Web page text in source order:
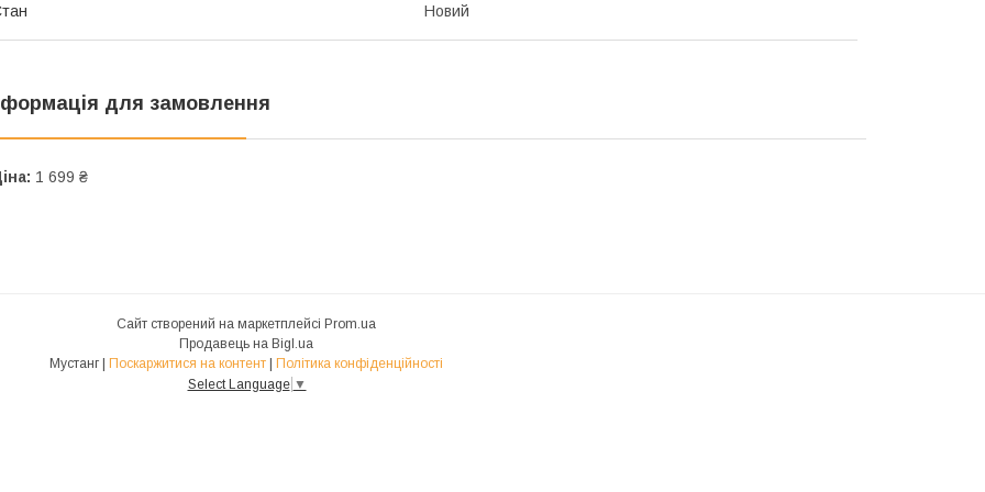
Новий
для замовлення
1 699 ₴
Сайт створений на маркетплейсі Prom.ua
Продавець на Bigl.ua
Поскаржитися на контент
Політика конфіденційності
Select Language ▼